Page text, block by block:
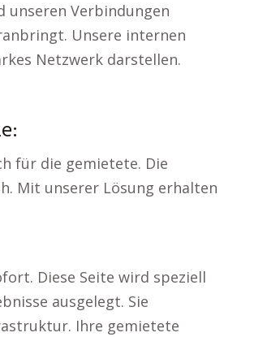
unseren Verbindungen
Unsere internen
Netzwerk darstellen.
für die gemietete. Die
Mit unserer Lösung erhalten
Diese Seite wird speziell
ausgelegt. Sie
Ihre gemietete